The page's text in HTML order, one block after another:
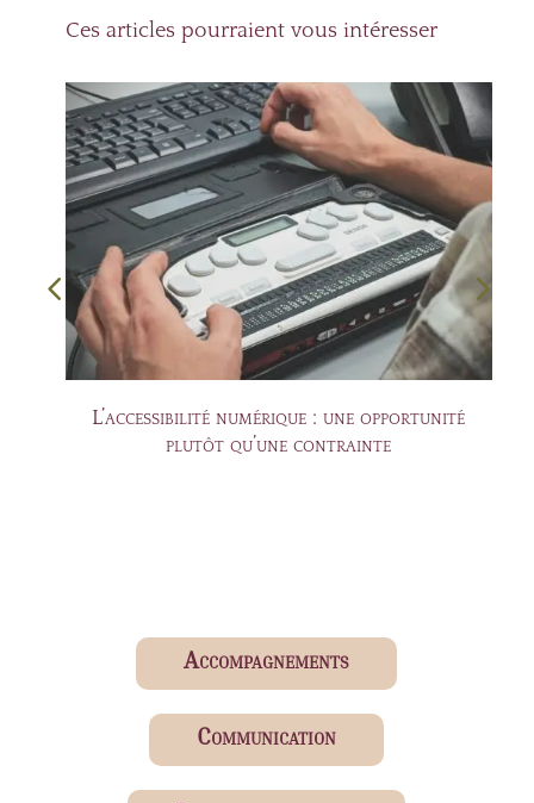
Ces articles pourraient vous intéresser
L’accessibilité numérique : une opportunité
plutôt qu’une contrainte
Accompagnements
Communication